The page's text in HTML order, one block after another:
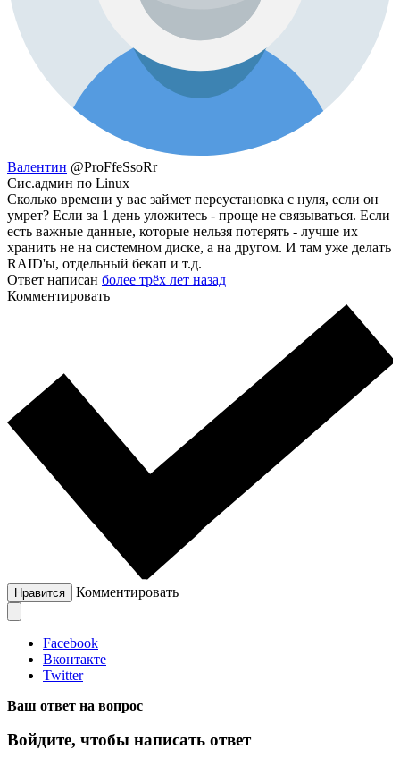
Валентин @ProFfeSsoRr
Сис.админ по Linux
Сколько времени у вас займет переустановка с нуля, если он
умрет? Если за 1 день уложитесь - проще не связываться. Если
есть важные данные, которые нельзя потерять - лучше их
хранить не на системном диске, а на другом. И там уже делать
RAID'ы, отдельный бекап и т.д.
Ответ написан более трёх лет назад
Комментировать
Нравится Комментировать
Facebook
Вконтакте
Twitter
Ваш ответ на вопрос
Войдите, чтобы написать ответ